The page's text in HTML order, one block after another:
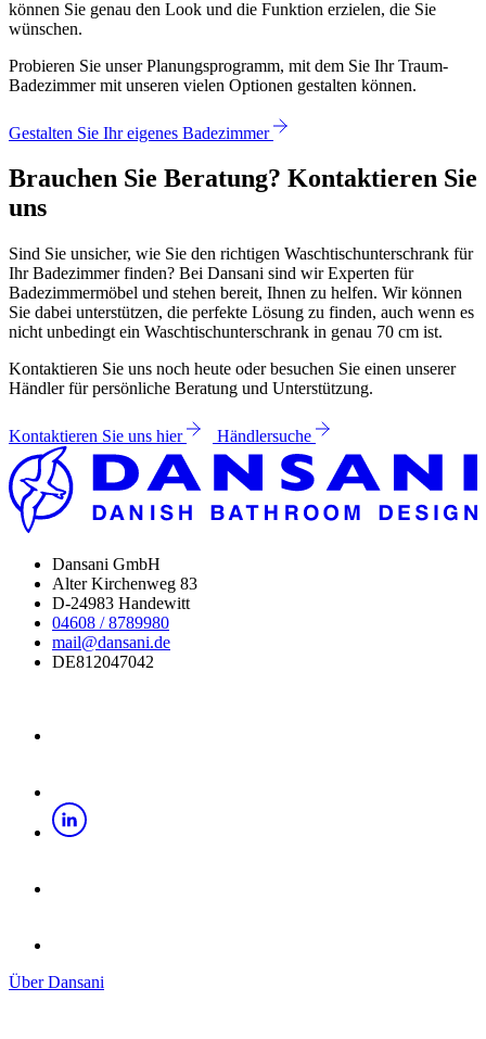
können Sie genau den Look und die Funktion erzielen, die Sie
wünschen.
Probieren Sie unser Planungsprogramm, mit dem Sie Ihr Traum-
Badezimmer mit unseren vielen Optionen gestalten können.
Gestalten Sie Ihr eigenes Badezimmer
Brauchen Sie Beratung? Kontaktieren Sie
uns
Sind Sie unsicher, wie Sie den richtigen Waschtischunterschrank für
Ihr Badezimmer finden? Bei Dansani sind wir Experten für
Badezimmermöbel und stehen bereit, Ihnen zu helfen. Wir können
Sie dabei unterstützen, die perfekte Lösung zu finden, auch wenn es
nicht unbedingt ein Waschtischunterschrank in genau 70 cm ist.
Kontaktieren Sie uns noch heute oder besuchen Sie einen unserer
Händler für persönliche Beratung und Unterstützung.
Kontaktieren Sie uns hier Händlersuche
Dansani GmbH
Alter Kirchenweg 83
D-24983 Handewitt
04608 / 8789980
mail@dansani.de
DE812047042
Über Dansani